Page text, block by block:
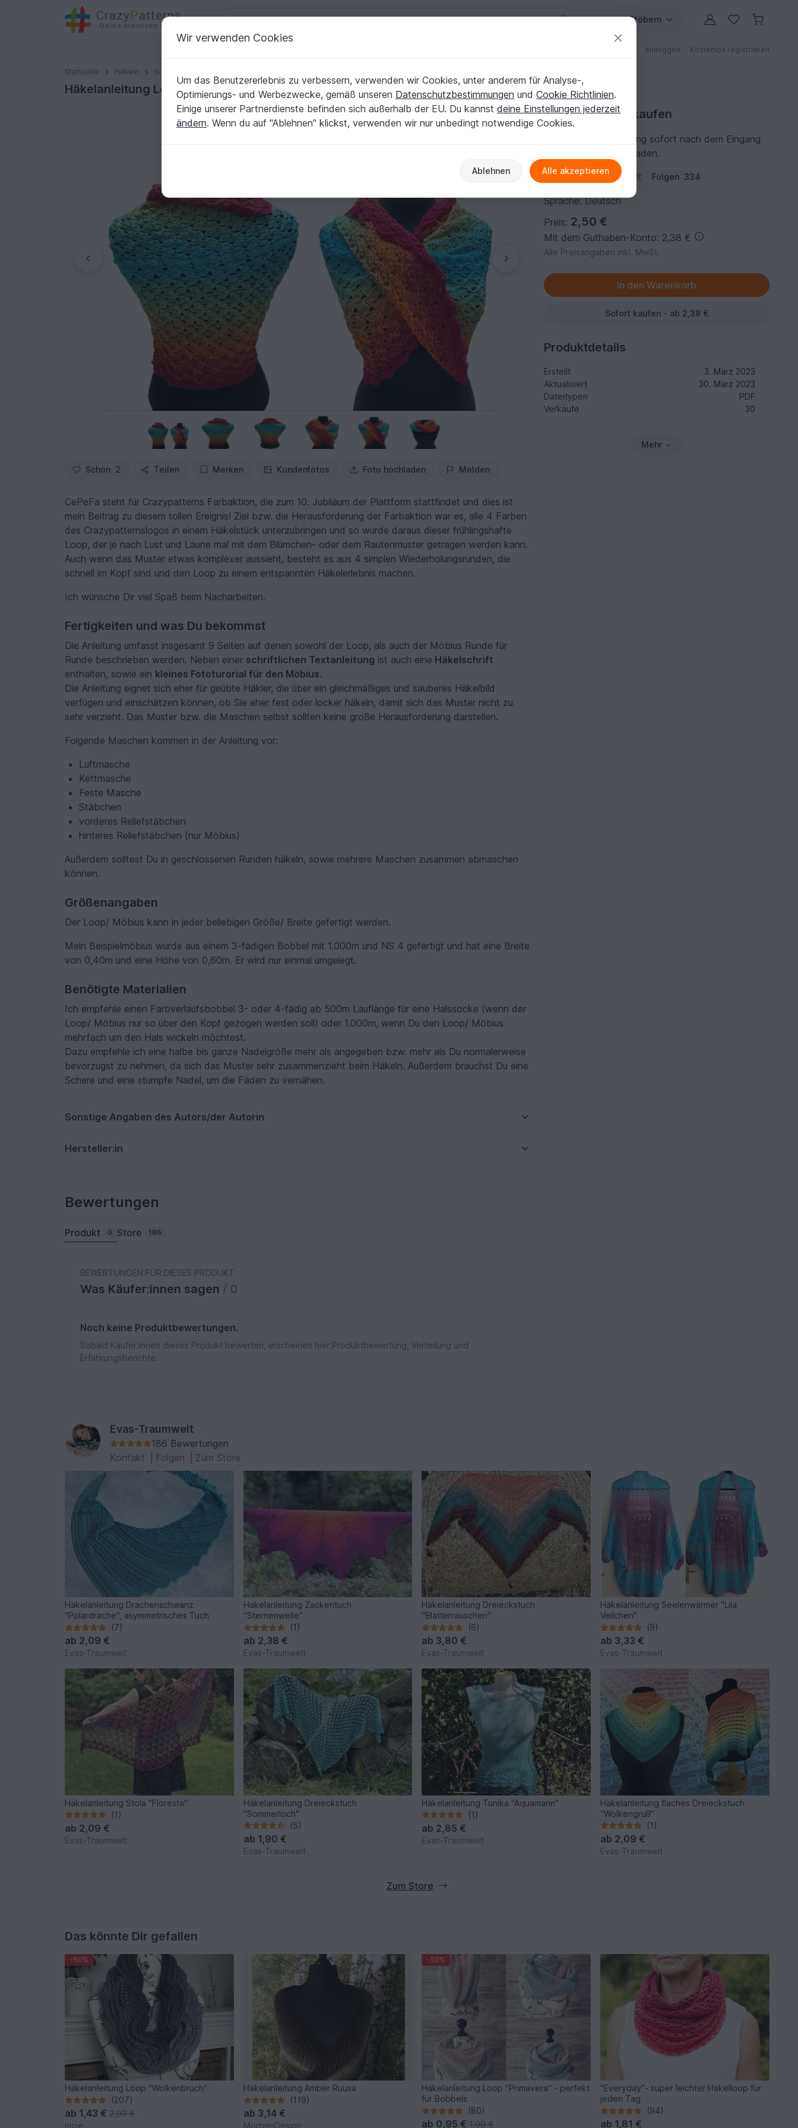
CrazyPatterns
Deine kreativen Ideen
Stöbern
einloggen Kostenlos registrieren
Startseite Häkeln Schals
Häkelanleitung Loop/ Möbius "CePeFa" mit Wendemuster
Häkelanleitung Loop/ Möbius "CePeFa" mit Wendemuster
Schön 2 Teilen Merken Kundenfotos Foto hochladen Melden
CePeFa steht für Crazypatterns Farbaktion, die zum 10. Jubiläum der Plattform stattfindet und dies ist
mein Beitrag zu diesem tollen Ereignis! Ziel bzw. die Herausforderung der Farbaktion war es, alle 4 Farben
des Crazypatternslogos in einem Häkelstück unterzubringen und so wurde daraus dieser frühlingshafte
Loop, der je nach Lust und Laune mal mit dem Blümchen- oder dem Rautenmuster getragen werden kann.
Auch wenn das Muster etwas komplexer aussieht, besteht es aus 4 simplen Wiederholungsrunden, die
schnell im Kopf sind und den Loop zu einem entspannten Häkelerlebnis machen.
Ich wünsche Dir viel Spaß beim Nacharbeiten.
Fertigkeiten und was Du bekommst
Die Anleitung umfasst insgesamt 9 Seiten auf denen sowohl der Loop, als auch der Möbius Runde für
Runde beschrieben werden. Neben einer schriftlichen Textanleitung ist auch eine Häkelschrift
enthalten, sowie ein kleines Fototurorial für den Möbius.
Die Anleitung eignet sich eher für geübte Häkler, die über ein gleichmäßiges und sauberes Häkelbild
verfügen und einschätzen können, ob Sie eher fest oder locker häkeln, damit sich das Muster nicht zu
sehr verzieht. Das Muster bzw. die Maschen selbst sollten keine große Herausforderung darstellen.
Folgende Maschen kommen in der Anleitung vor:
Luftmasche
Kettmasche
Feste Masche
Stäbchen
vorderes Reliefstäbchen
hinteres Reliefstäbchen (nur Möbius)
Außerdem solltest Du in geschlossenen Runden häkeln, sowie mehrere Maschen zusammen abmaschen
können.
Größenangaben
Der Loop/ Möbius kann in jeder beliebigen Größe/ Breite gefertigt werden.
Mein Beispielmöbius wurde aus einem 3-fädigen Bobbel mit 1.000m und NS 4 gefertigt und hat eine Breite
von 0,40m und eine Höhe von 0,60m. Er wird nur einmal umgelegt.
Benötigte Materialien
Ich empfehle einen Farbverlaufsbobbel 3- oder 4-fädig ab 500m Lauflänge für eine Halssocke (wenn der
Loop/ Möbius nur so über den Kopf gezogen werden soll) oder 1.000m, wenn Du den Loop/ Möbius
mehrfach um den Hals wickeln möchtest.
Dazu empfehle ich eine halbe bis ganze Nadelgröße mehr als angegeben bzw. mehr als Du normalerweise
bevorzugst zu nehmen, da sich das Muster sehr zusammenzieht beim Häkeln. Außerdem brauchst Du eine
Schere und eine stumpfe Nadel, um die Fäden zu vernähen.
Sonstige Angaben des Autors/der Autorin
Hersteller:in
Häkelanleitung kaufen
Du kannst die Anleitung sofort nach dem Eingang
der Zahlung herunterladen.
Autor: Evas-Traumwelt Folgen 334
Sprache: Deutsch
Preis: 2,50 €
Mit dem Guthaben-Konto: 2,38 €
Alle Preisangaben inkl. MwSt.
Sofort kaufen - ab 2,38 €
Produktdetails
Erstellt
3. März 2023
Aktualisiert
30. März 2023
Dateitypen
PDF
Verkäufe
30
Mehr
Bewertungen
Produkt 0 Store 186
BEWERTUNGEN FÜR DIESES PRODUKT
Was Käufer:innen sagen / 0
Noch keine Produktbewertungen.
Sobald Käufer:innen dieses Produkt bewerten, erscheinen hier Produktbewertung, Verteilung und
Erfahrungsberichte.
Evas-Traumwelt
186 Bewertungen
Kontakt
Folgen Zum Store
Häkelanleitung Drachenschwanz
"Polardrache", asymmetrisches Tuch
(7)
ab 2,09 €
Evas-Traumwelt
Häkelanleitung Zackentuch
"Sternenwelle"
(1)
ab 2,38 €
Evas-Traumwelt
Häkelanleitung Dreieckstuch
"Blätterrauschen"
(6)
ab 3,80 €
Evas-Traumwelt
Häkelanleitung Seelenwärmer "Lila
Veilchen"
(9)
ab 3,33 €
Evas-Traumwelt
Häkelanleitung Stola "Floresta"
(1)
ab 2,09 €
Evas-Traumwelt
Häkelanleitung Dreieckstuch
"Sommerloch"
(5)
ab 1,90 €
Evas-Traumwelt
Häkelanleitung Tunika "Aquamarin"
(1)
ab 2,85 €
Evas-Traumwelt
Häkelanleitung flaches Dreieckstuch
"Wolkengruß"
(1)
ab 2,09 €
Evas-Traumwelt
Zum Store
Das könnte Dir gefallen
-50%
Häkelanleitung Loop "Wolkenbruch"
(207)
ab 1,43 €2,99 €
nicje
Häkelanleitung Amber Ruusa
(119)
ab 3,14 €
MorbenDesign
-50%
Häkelanleitung Loop "Primavera" - perfekt
für Bobbels
(80)
ab 0,95 € 1,99 €
"Everyday"- super leichter Häkelloop für
jeden Tag
(94)
ab 1,81 €
Wir verwenden Cookies
Um das Benutzererlebnis zu verbessern, verwenden wir Cookies, unter anderem für Analyse-,
Optimierungs- und Werbezwecke, gemäß unseren Datenschutzbestimmungen und Cookie Richtlinien.
Einige unserer Partnerdienste befinden sich außerhalb der EU. Du kannst deine Einstellungen jederzeit
ändern. Wenn du auf "Ablehnen" klickst, verwenden wir nur unbedingt notwendige Cookies.
Ablehnen Alle akzeptieren